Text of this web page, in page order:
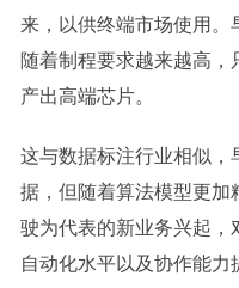
来，以供终端市场使用。
随着制程要求越来越高
产出高端芯片。
这与数据标注行业相似，
据，但随着算法模型更加
驶为代表的新业务兴起，
自动化水平以及协作能力